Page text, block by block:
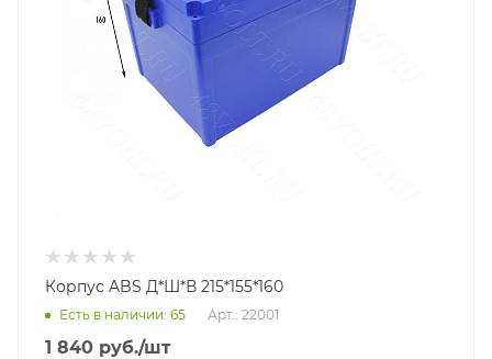
Корпус ABS Д*Ш*В 215*155*160
Есть в наличии: 65 Арт.: 22001
1 840 руб./шт